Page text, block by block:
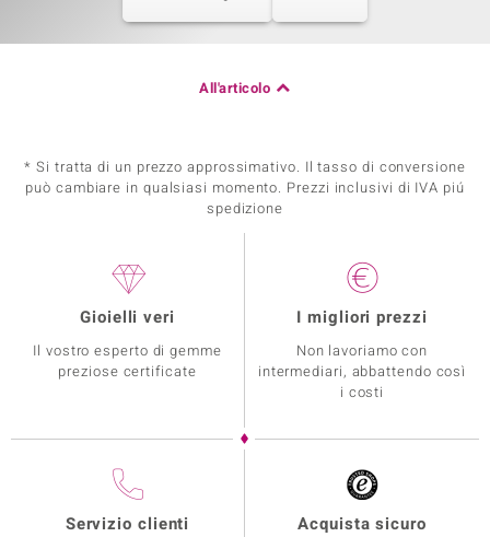
All'articolo
* Si tratta di un prezzo approssimativo. Il tasso di conversione
può cambiare in qualsiasi momento. Prezzi inclusivi di IVA piú
spedizione
Gioielli veri
Il vostro esperto di gemme
preziose certificate
I migliori prezzi
Non lavoriamo con
intermediari, abbattendo così
i costi
Servizio clienti Acquista sicuro